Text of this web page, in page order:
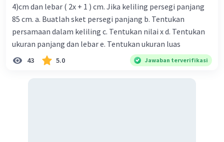
4)cm dan lebar ( 2x + 1 ) cm. Jika keliling persegi panjang
85 cm. a. Buatlah sket persegi panjang b. Tentukan
persamaan dalam keliling c. Tentukan nilai x d. Tentukan
ukuran panjang dan lebar e. Tentukan ukuran luas
43 5.0 Jawaban terverifikasi